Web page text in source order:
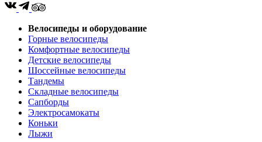
Велосипеды и оборудование
Горные велосипеды
Комфортные велосипеды
Детские велосипеды
Шоссейные велосипеды
Тандемы
Складные велосипеды
Сапборды
Электросамокаты
Коньки
Лыжи